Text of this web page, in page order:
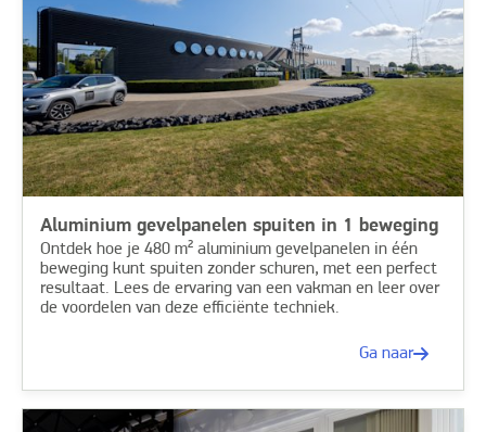
Aluminium gevelpanelen spuiten in 1 beweging
Ontdek hoe je 480 m² aluminium gevelpanelen in één
beweging kunt spuiten zonder schuren, met een perfect
resultaat. Lees de ervaring van een vakman en leer over
de voordelen van deze efficiënte techniek.
Ga naar